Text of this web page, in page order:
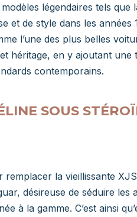
légendaires tels que
et de style dans les
l’une des plus belles
héritage, en y ajoutant une
contemporains.
SOUS
la vieillissante
désireuse de séduire les
à la gamme. C’est ainsi